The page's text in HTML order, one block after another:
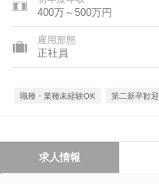
400万～500万円
雇用形態
正社員
職種・業種未経験OK 第二新卒歓迎
求人情報